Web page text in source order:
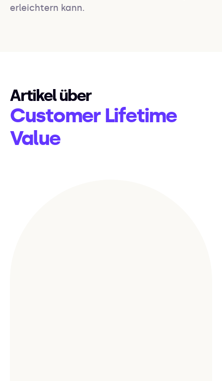
erleichtern kann.
Artikel über
Customer Lifetime
Value